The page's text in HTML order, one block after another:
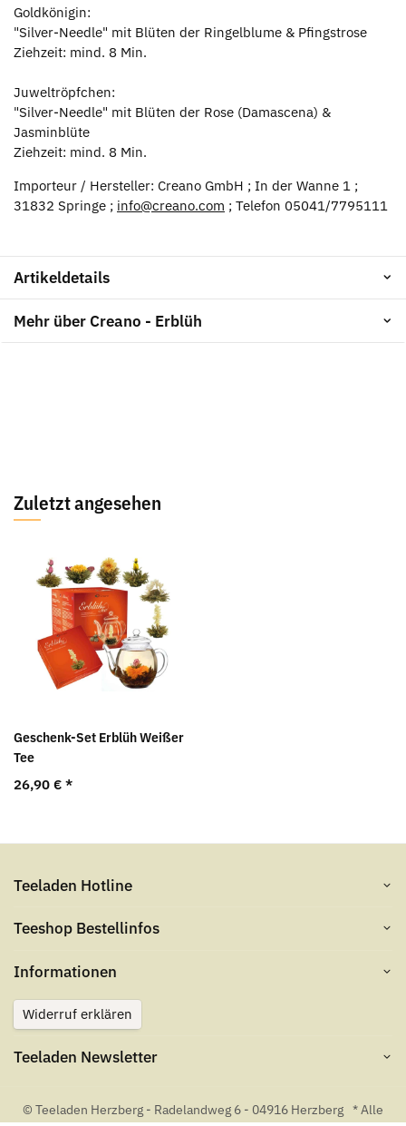
Goldkönigin:
"Silver-Needle" mit Blüten der Ringelblume & Pfingstrose
Ziehzeit: mind. 8 Min.
Juweltröpfchen:
"Silver-Needle" mit Blüten der Rose (Damascena) &
Jasminblüte
Ziehzeit: mind. 8 Min.
Importeur / Hersteller: Creano GmbH ; In der Wanne 1 ;
31832 Springe ; info@creano.com ; Telefon 05041/7795111
Artikeldetails
Mehr über Creano - Erblüh
Zuletzt angesehen
Geschenk-Set Erblüh Weißer
Tee
26,90 € *
Teeladen Hotline
Teeshop Bestellinfos
Informationen
Widerruf erklären
Teeladen Newsletter
© Teeladen Herzberg - Radelandweg 6 - 04916 Herzberg * Alle